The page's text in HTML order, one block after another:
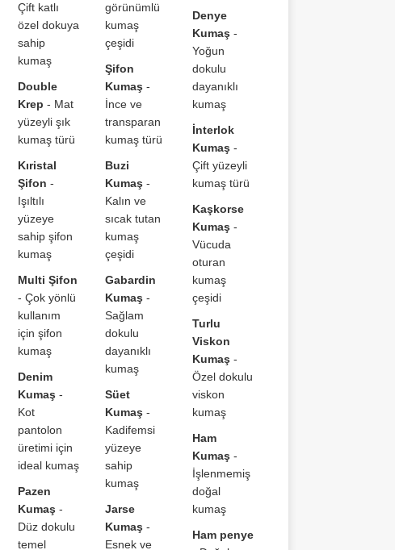
Çift katlı
özel dokuya
sahip
kumaş
Double
Krep - Mat
yüzeyli şık
kumaş türü
Kıristal
Şifon -
Işıltılı
yüzeye
sahip şifon
kumaş
Multi Şifon
- Çok yönlü
kullanım
için şifon
kumaş
Denim
Kumaş -
Kot
pantolon
üretimi için
ideal kumaş
Pazen
Kumaş -
Düz dokulu
temel
görünümlü
kumaş
çeşidi
Şifon
Kumaş -
İnce ve
transparan
kumaş türü
Buzi
Kumaş -
Kalın ve
sıcak tutan
kumaş
çeşidi
Gabardin
Kumaş -
Sağlam
dokulu
dayanıklı
kumaş
Süet
Kumaş -
Kadifemsi
yüzeye
sahip
kumaş
Jarse
Kumaş -
Esnek ve
Denye
Kumaş -
Yoğun
dokulu
dayanıklı
kumaş
İnterlok
Kumaş -
Çift yüzeyli
kumaş türü
Kaşkorse
Kumaş -
Vücuda
oturan
kumaş
çeşidi
Turlu
Viskon
Kumaş -
Özel dokulu
viskon
kumaş
Ham
Kumaş -
İşlenmemiş
doğal
kumaş
Ham penye